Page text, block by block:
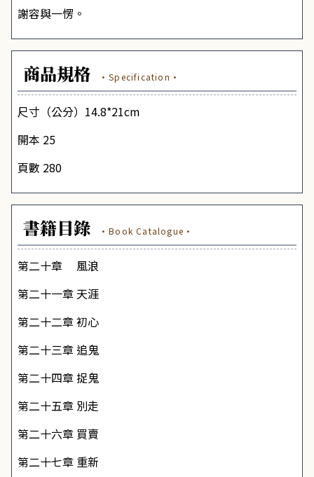
謝容與一愣。
商品規格 ·Specification·
尺寸（公分）14.8*21cm
開本 25
頁數 280
書籍目錄 ·Book Catalogue·
第二十章
風浪
第二十一章 天涯
第二十二章初心
第二十三章 追鬼
第二十四章捉鬼
第二十五章 別走
第二十六章 買賣
第二十七章 重新